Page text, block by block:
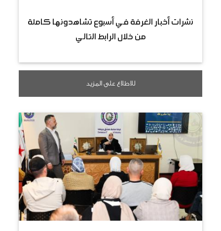
نشرات أخبار الغرفة في أسبوع تشاهدونها كاملة
من خلال الرابط التالي
للاطلاع على المزيد